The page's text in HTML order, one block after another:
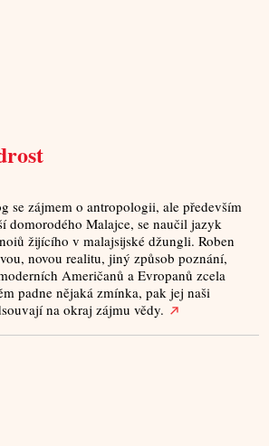
se zájmem o antropologii, ale především
domorodého Malajce, se naučil jazyk
žijícího v malajsijské džungli. Roben
novou realitu, jiný způsob poznání,
Američanů a Evropanů zcela
padne nějaká zmínka, pak jej naši
na okraj zájmu vědy.